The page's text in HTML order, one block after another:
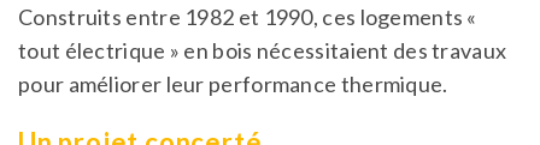
Construits entre 1982 et 1990, ces logements «
tout électrique » en bois nécessitaient des travaux
pour améliorer leur performance thermique.